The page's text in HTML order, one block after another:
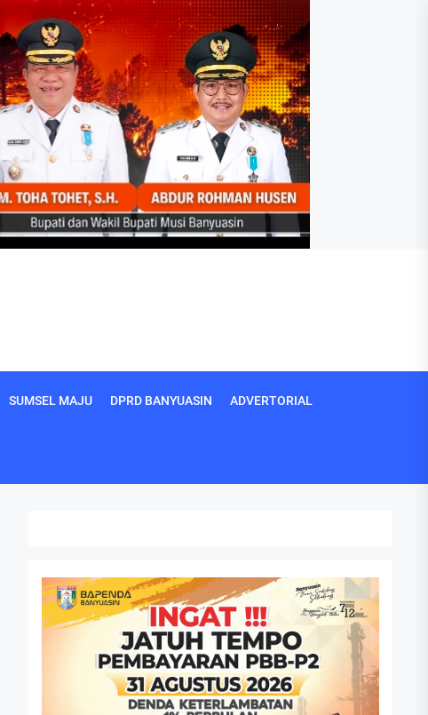
SUMSEL MAJU DPRD BANYUASIN ADVERTORIAL